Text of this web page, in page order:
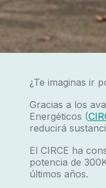
¿Te imaginas ir
Gracias a los
Energéticos (
reducirá
El CIRCE ha
potencia de
últimos años.